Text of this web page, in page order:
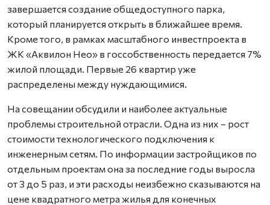
завершается создание общедоступного парка,
который планируется открыть в ближайшее время.
Кроме того, в рамках масштабного инвестпроекта в
ЖК «Аквилон Нео» в госсобственность передается 7%
жилой площади. Первые 26 квартир уже
распределены между нуждающимися.
На совещании обсудили и наиболее актуальные
проблемы строительной отрасли. Одна из них – рост
стоимости технологического подключения к
инженерным сетям. По информации застройщиков по
отдельным проектам она за последние годы выросла
от 3 до 5 раз, и эти расходы неизбежно сказываются на
цене квадратного метра жилья для конечных